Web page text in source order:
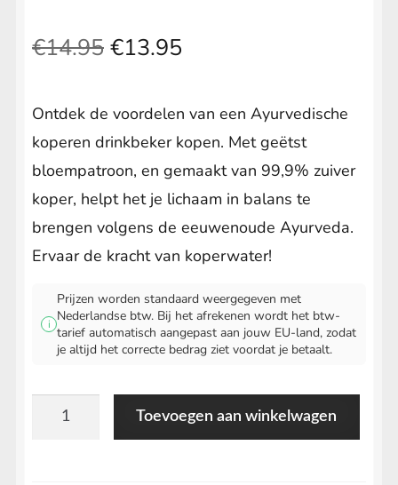
€14.95 Oorspronkelijke
was:
€14.95.
€13.95
is:
€13.95.
Ontdek de voordelen van een Ayurvedische
koperen drinkbeker kopen. Met geëtst
bloempatroon, en gemaakt van 99,9% zuiver
koper, helpt het je lichaam in balans te
brengen volgens de eeuwenoude Ayurveda.
Ervaar de kracht van koperwater!
i
Prijzen worden standaard weergegeven met
Nederlandse btw. Bij het afrekenen wordt het btw-
tarief automatisch aangepast aan jouw EU-land, zodat
je altijd het correcte bedrag ziet voordat je betaalt.
Ayurvedische
Toevoegen aan winkelwagen